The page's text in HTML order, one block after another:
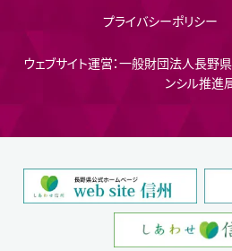
プライバシーポリシー
ウェブサイト運営：一般財団法人長野
ンシル推進